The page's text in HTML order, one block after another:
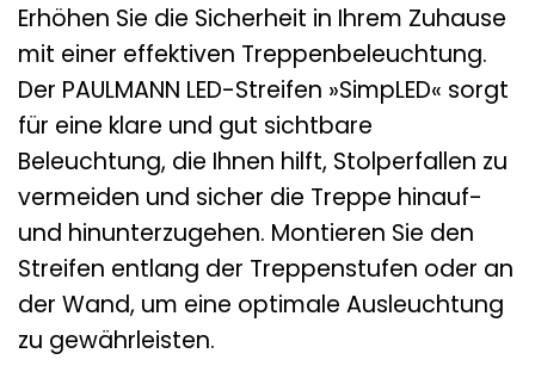
Erhöhen Sie die Sicherheit in Ihrem Zuhause
mit einer effektiven Treppenbeleuchtung.
Der PAULMANN LED-Streifen »SimpLED« sorgt
für eine klare und gut sichtbare
Beleuchtung, die Ihnen hilft, Stolperfallen zu
vermeiden und sicher die Treppe hinauf-
und hinunterzugehen. Montieren Sie den
Streifen entlang der Treppenstufen oder an
der Wand, um eine optimale Ausleuchtung
zu gewährleisten.